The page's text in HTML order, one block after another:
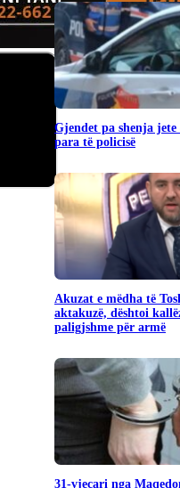
Gjendet pa shenja
para të policisë
Akuzat e mëdha të
aktakuzë, dështoi
paligjshme për armë
31-vjeçari nga